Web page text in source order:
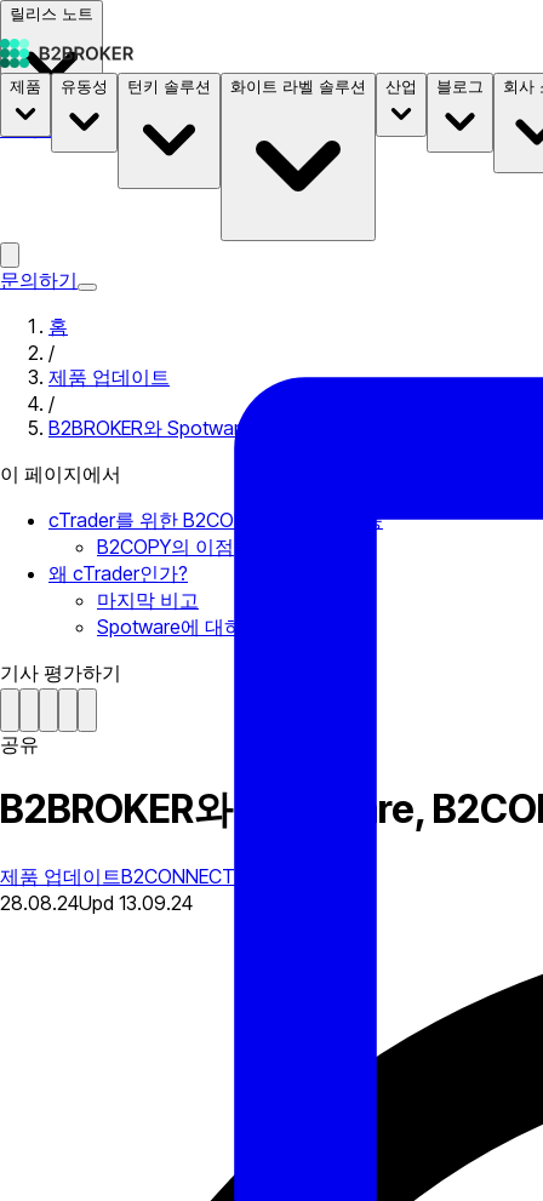
릴리스 노트
문서 요금B2STORE
제품 유동성 턴키 솔루션 화이트 라벨 솔루션 산업 블로그 회사
문의하기
홈
/
제품 업데이트
/
B2BROKER와 Spotware, B2COPY와 cTrader의 완전 통합
이 페이지에서
cTrader를 위한 B2COPY의 독특한 기능
B2COPY의 이점
왜 cTrader인가?
마지막 비고
Spotware에 대하여
기사 평가하기
공유
B2BROKER와 Spotware,
제품 업데이트B2CONNECT
28.08.24Upd 13.09.24